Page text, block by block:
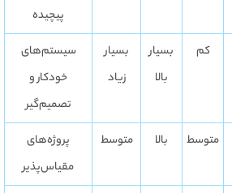
پیچیده
کم
بسیار
بالا
بسیار
زیاد
سیستم‌های
خودکار و
تصمیم‌گیر
متوسط بالا متوسط
پروژه‌های
مقیاس‌پذیر